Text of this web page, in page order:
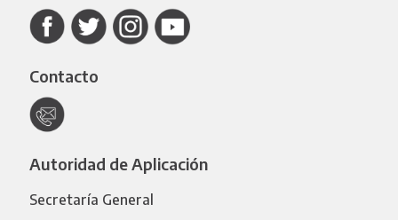
Contacto
Autoridad de Aplicación
Secretaría General